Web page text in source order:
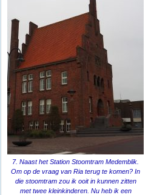
7. Naast het Station Stoomtram Medemblik.
Om op de vraag van Ria terug te komen? In
die stoomtram zou ik ooit in kunnen zitten
met twee kleinkinderen. Nu heb ik een